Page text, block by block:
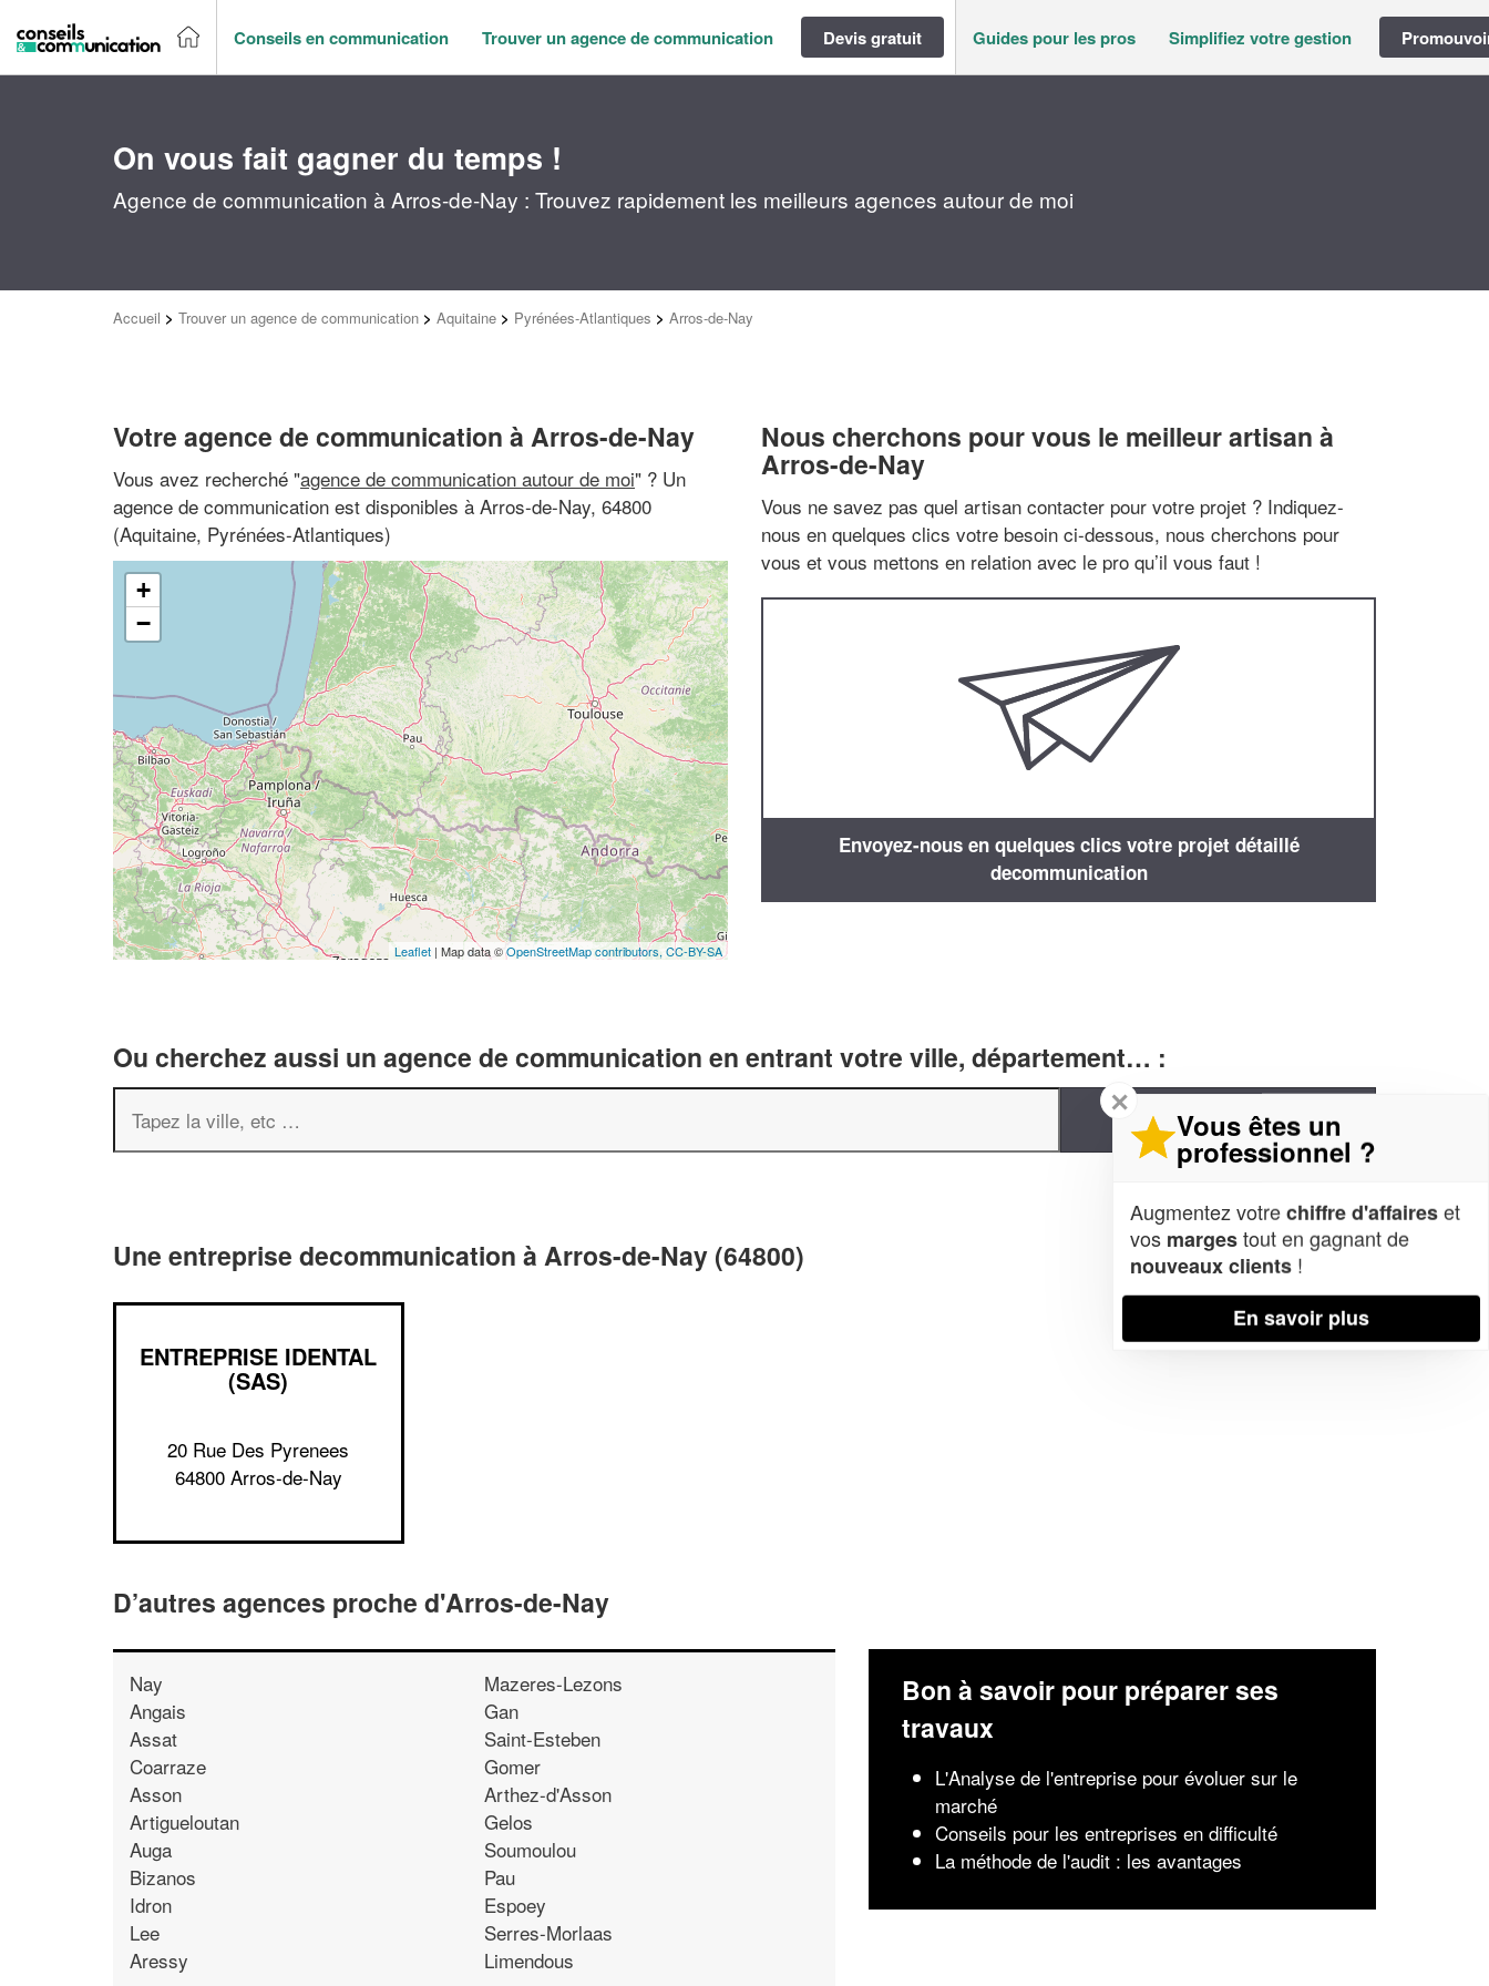
Conseils en communication Trouver un agence de communication Devis gratuit Guides pour les pros Simplifiez votre gestion
On vous fait gagner du temps !
Agence de communication à Arros-de-Nay : Trouvez rapidement les meilleurs agences autour de moi
Accueil > Trouver un agence de communication > Aquitaine > Pyrénées-Atlantiques > Arros-de-Nay
Votre agence de communication à Arros-de-Nay
Vous avez recherché "agence de communication autour de moi" ? Un
agence de communication est disponibles à Arros-de-Nay, 64800
(Aquitaine, Pyrénées-Atlantiques)
+
−
Leaflet | Map data ©OpenStreetMap contributors, CC-BY-SA
Nous cherchons pour vous le meilleur artisan à
Arros-de-Nay
Vous ne savez pas quel artisan contacter pour votre projet ? Indiquez-
nous en quelques clics votre besoin ci-dessous, nous cherchons pour
vous et vous mettons en relation avec le pro qu’il vous faut !
Envoyez-nous en quelques clics votre projet détaillé
decommunication
Ou cherchez aussi un agence de communication en entrant votre ville, département… :
Une entreprise decommunication à Arros-de-Nay (64800)
ENTREPRISE IDENTAL
(SAS)
20 Rue Des Pyrenees
64800 Arros-de-Nay
D’autres agences proche d'Arros-de-Nay
Nay
Angais
Assat
Coarraze
Asson
Artigueloutan
Auga
Bizanos
Idron
Lee
Aressy
Mazeres-Lezons
Gan
Saint-Esteben
Gomer
Arthez-d'Asson
Gelos
Soumoulou
Pau
Espoey
Serres-Morlaas
Limendous
Bon à savoir pour préparer ses
travaux
L'Analyse de l'entreprise pour évoluer sur le
marché
Conseils pour les entreprises en difficulté
La méthode de l'audit : les avantages
✕
Vous êtes un
professionnel ?
Augmentez votrechiffre d'affaireset
vos margestout en gagnant de
nouveaux clients !
En savoir plus